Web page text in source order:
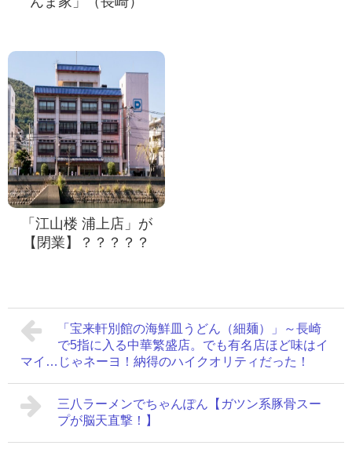
「江山楼 浦上店」が
【閉業】？？？？？
「宝来軒別館の海鮮皿うどん（細麺）」～長崎
で5指に入る中華繁盛店。でも有名店ほど味はイ
マイ…じゃネーヨ！納得のハイクオリティだった！
三八ラーメンでちゃんぽん【ガツン系豚骨スー
プが脳天直撃！】